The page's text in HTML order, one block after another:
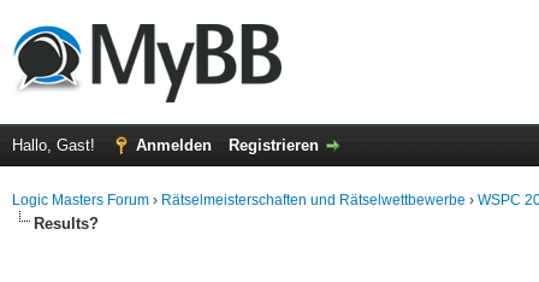
Hallo, Gast! Anmelden Registrieren
Logic Masters Forum › Rätselmeisterschaften und Rätselwettbewerbe › WSPC
Results?